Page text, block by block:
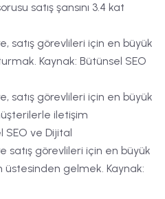
satış şansını 3.4 kat
satış görevlileri için en büyük
Kaynak: Bütünsel SEO
satış görevlileri için en büyük
iletişim
SEO ve Dijital
satış görevlileri için en büyük
üstesinden gelmek. Kaynak: